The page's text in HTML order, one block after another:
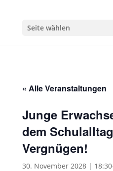
Seite wählen
« Alle Veranstaltungen
Junge
dem
Vergnügen!
30. November 2028 | 18:30